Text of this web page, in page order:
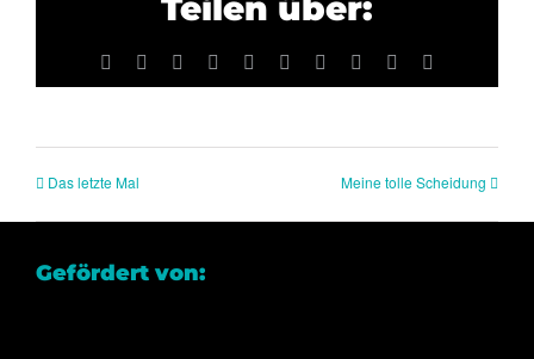
Teilen über:
Facebook Reddit LinkedInWhatsApp
TumblrPinterest Xing
Das letzte Mal Meine tolle Scheidung
Gefördert von: